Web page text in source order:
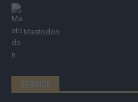
Mastodon
SERVICE